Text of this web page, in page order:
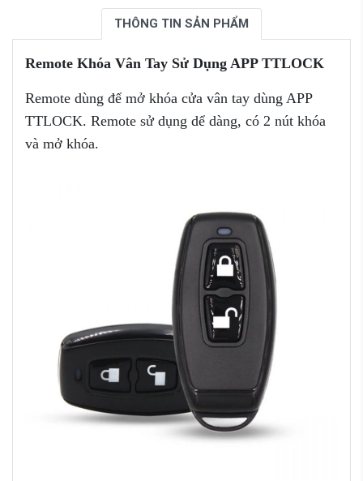
THÔNG TIN SẢN PHẨM
Remote Khóa Vân Tay Sử Dụng APP TTLOCK
Remote dùng để mở khóa cửa vân tay dùng APP
TTLOCK. Remote sử dụng dể dàng, có 2 nút khóa
và mở khóa.